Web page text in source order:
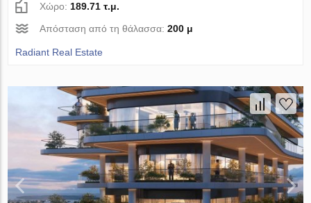
Χώρο: 189.71 τ.μ.
Απόσταση από τη θάλασσα:200 μ
Radiant Real Estate